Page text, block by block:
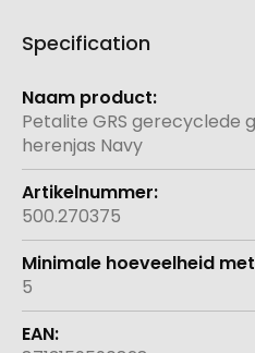
Specification
Meer
informatie
Petalite GRS gerecyclede
herenjas Navy
500.270375
5